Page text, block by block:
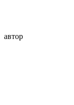
автор